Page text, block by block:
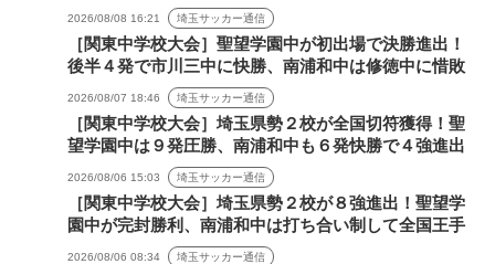
2026/08/08 16:21 埼玉サッカー通信
［関東中学校大会］聖望学園中が初出場で決勝進出！
後半４発で市川三中に快勝、南浦和中は修徳中に惜敗
2026/08/07 18:46 埼玉サッカー通信
［関東中学校大会］埼玉県勢２校が全国切符獲得！聖
望学園中は９発圧勝、南浦和中も６発快勝で４強進出
2026/08/06 15:03 埼玉サッカー通信
［関東中学校大会］埼玉県勢２校が８強進出！聖望学
園中が完封勝利、南浦和中は打ち合い制して全国王手
2026/08/06 08:34 埼玉サッカー通信